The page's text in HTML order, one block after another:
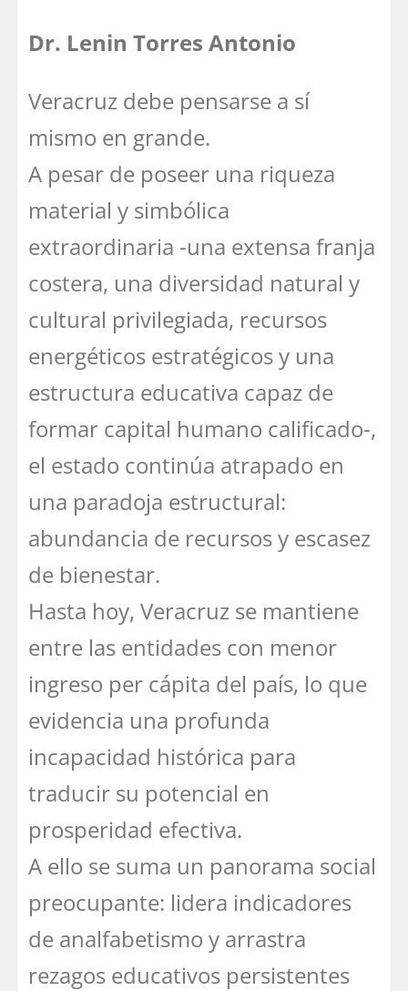
Dr. Lenin Torres Antonio
Veracruz debe pensarse a sí
mismo en grande.
A pesar de poseer una riqueza
material y simbólica
extraordinaria -una extensa franja
costera, una diversidad natural y
cultural privilegiada, recursos
energéticos estratégicos y una
estructura educativa capaz de
formar capital humano calificado-,
el estado continúa atrapado en
una paradoja estructural:
abundancia de recursos y escasez
de bienestar.
Hasta hoy, Veracruz se mantiene
entre las entidades con menor
ingreso per cápita del país, lo que
evidencia una profunda
incapacidad histórica para
traducir su potencial en
prosperidad efectiva.
A ello se suma un panorama social
preocupante: lidera indicadores
de analfabetismo y arrastra
rezagos educativos persistentes